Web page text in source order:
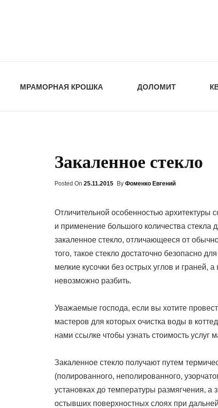
МРАМОРНАЯ КРОШКА ДОЛОМИТ
Закаленное стекло
Posted On Posted
25.11.2015 By Фоменко Евгений
Отличительной особенностью
и применение большого количества стекла
закаленное стекло, отличающееся от
того, такое стекло достаточно безопасно
мелкие кусочки без острых углов и граней,
невозможно разбить.
Уважаемые господа, если вы хотите
мастеров для которых очистка воды в
нами ссылке чтобы узнать стоимость услуг
Закаленное стекло получают путем
(полированного, неполированного,
установках до температуры размягчения,
остывших поверхностных слоях при